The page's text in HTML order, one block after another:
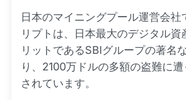
日本のマイニングプール運営会社
リプトは、日本最大のデジタル資
リットであるSBIグループの著名
り、2100万ドルの多額の盗難に
されています。